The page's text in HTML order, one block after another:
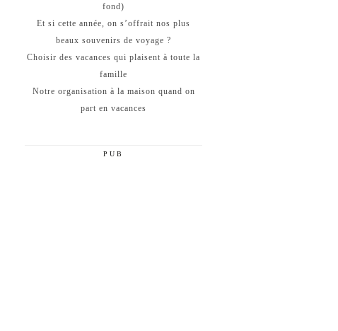
fond)
Et si cette année, on s’offrait nos plus
beaux souvenirs de voyage ?
Choisir des vacances qui plaisent à toute la
famille
Notre organisation à la maison quand on
part en vacances
PUB